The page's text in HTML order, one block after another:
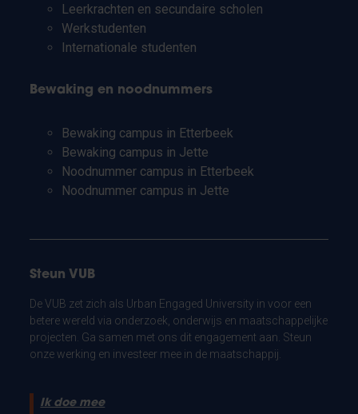
Leerkrachten en secundaire scholen
Werkstudenten
Internationale studenten
Bewaking en noodnummers
Bewaking campus in Etterbeek
Bewaking campus in Jette
Noodnummer campus in Etterbeek
Noodnummer campus in Jette
Steun VUB
De VUB zet zich als Urban Engaged University in voor een
betere wereld via onderzoek, onderwijs en maatschappelijke
projecten. Ga samen met ons dit engagement aan. Steun
onze werking en investeer mee in de maatschappij.
Ik doe mee